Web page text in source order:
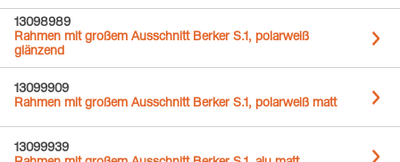
13098989
Rahmen mit großem Ausschnitt Berker S.1, polarweiß
glänzend
13099909
Rahmen mit großem Ausschnitt Berker S.1, polarweiß matt
13099939